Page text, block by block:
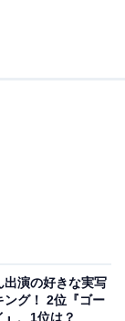
出演の好きな実写
ング！ 2位『ゴー
、1位は？